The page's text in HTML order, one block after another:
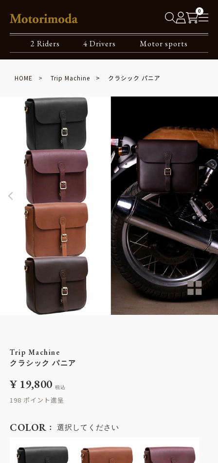
0
2 Riders 4 Drivers Motor sports
HOME Trip Machine クラシック パニア
Trip Machine
クラシック パニア
¥ 19,800 税込
198
COLOR 選択してください